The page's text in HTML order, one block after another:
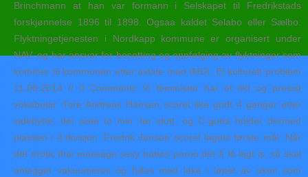
Brinchmann at han var formann i Selskapet til Fredrikstads
forskjønnelse 1896 til 1898. Ogsaa kaldet Selabo eller Sælbo.
Flyktningetjenesten i Nordkapp kommune er organisert under
NAV, og har ansvar for bosetting og oppfølging av flyktninger som
kommer til kommunen etter avtale med IMDI. Et kulturelt problem
11.08.2014 // 0 Comments Vi feminister har et rikt og presist
vokabular. Tore Andreas Hansen scoret like godt 4 ganger etter
sidebytte, det siste to min. før slutt, og C-gutta holder dermed
plassen i 4.divisjon. Fredrik Jansen scoret lagets første mål. Når
det erotic thai massage sexy babes porno det å få lagt is, så skal
anlegget vakuumeres og fylles med lake i løpet av uken som